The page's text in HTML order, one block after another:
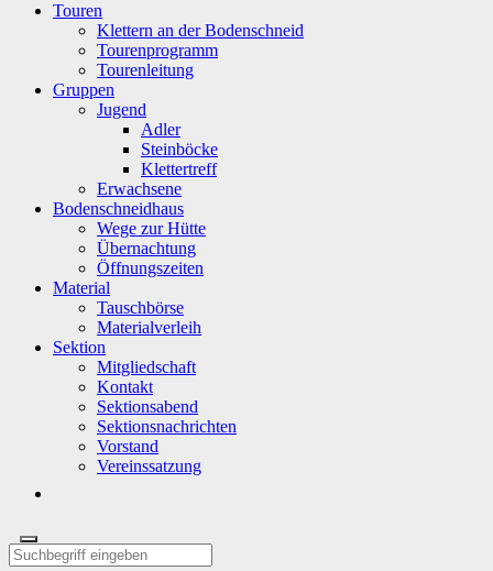
Touren
Klettern an der Bodenschneid
Tourenprogramm
Tourenleitung
Gruppen
Jugend
Adler
Steinböcke
Klettertreff
Erwachsene
Bodenschneidhaus
Wege zur Hütte
Übernachtung
Öffnungszeiten
Material
Tauschbörse
Materialverleih
Sektion
Mitgliedschaft
Kontakt
Sektionsabend
Sektionsnachrichten
Vorstand
Vereinssatzung